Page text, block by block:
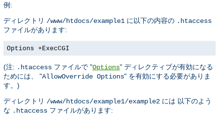
例:
ディレクトリ /www/htdocs/example1 に以下の内容の .htaccess
ファイルがあります:
Options +ExecCGI
(注: .htaccess ファイルで "Options" ディレクティブが有効になる
ためには、 "AllowOverride Options" を有効にする必要がありま
す。)
ディレクトリ /www/htdocs/example1/example2 には 以下のよう
な .htaccess ファイルがあります: